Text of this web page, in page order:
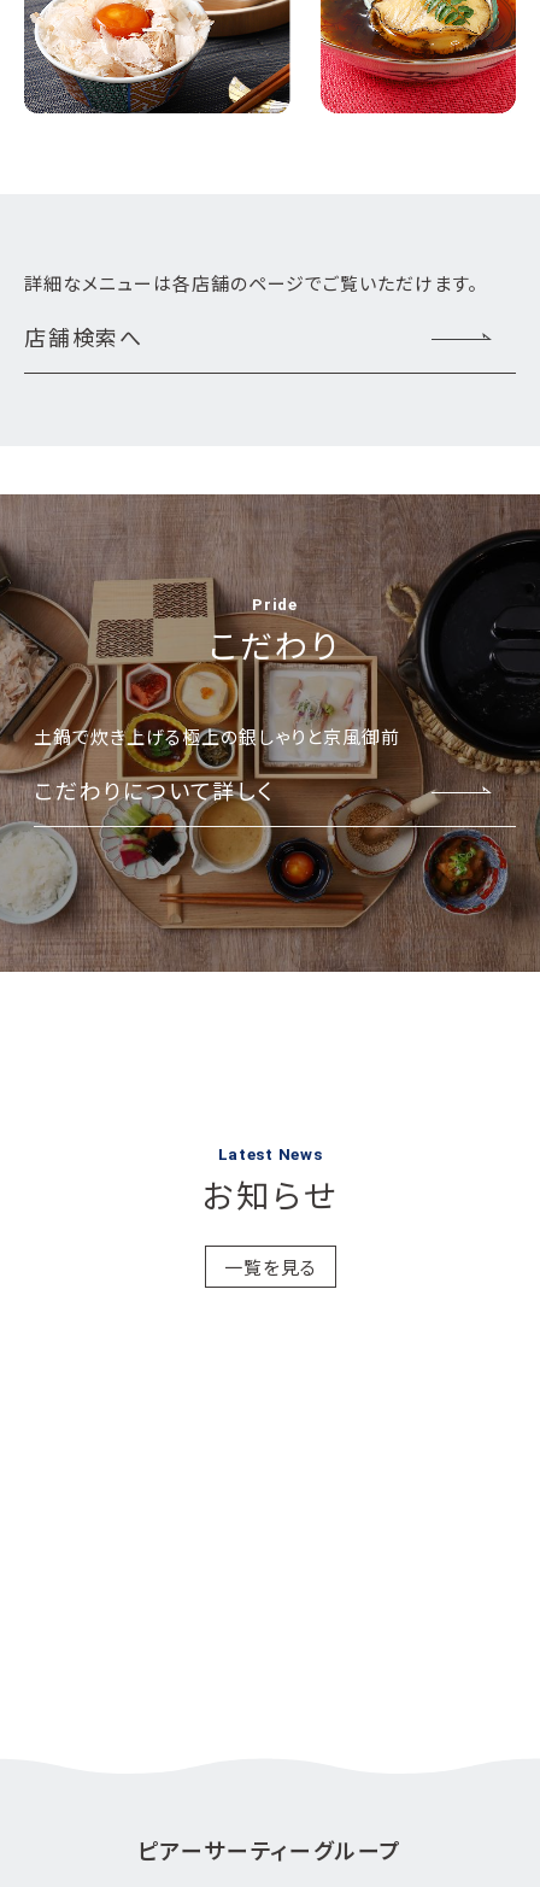
詳細なメニューは各店舗のページでご覧いただけます。
店舗検索へ
Pride
こだわり
土鍋で炊き上げる極上の銀しゃりと京風御前
こだわりについて詳しく
Latest News
お知らせ
一覧を見る
ピアーサーティーグループ